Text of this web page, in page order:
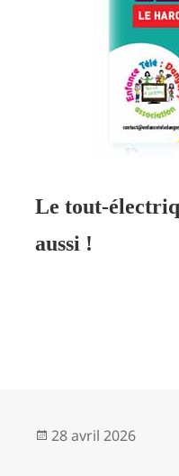
Le tout-
aussi !
Publié
28 avril 2026